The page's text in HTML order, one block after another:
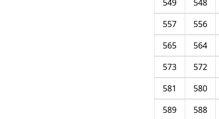
548
549
556
557
564
565
572
573
580
581
588
589